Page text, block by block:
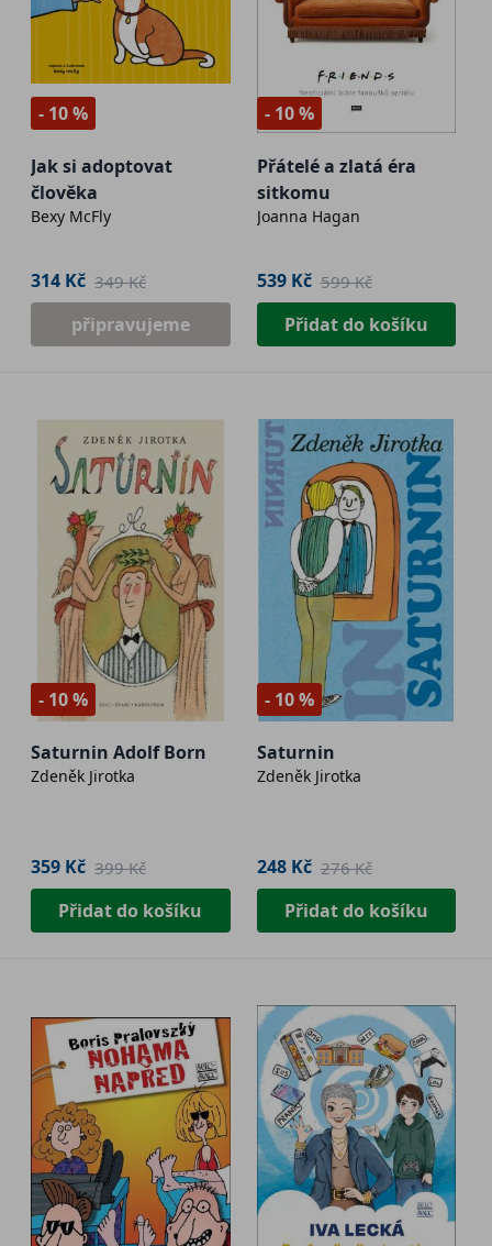
- 10 %
Jak si adoptovat
člověka
Bexy McFly
314 Kč 349 Kč
připravujeme
- 10 %
Přátelé a zlatá éra
sitkomu
Joanna Hagan
539 Kč 599 Kč
Přidat do košíku
- 10 %
Saturnin Adolf Born
Zdeněk Jirotka
359 Kč 399 Kč
Přidat do košíku
- 10 %
Saturnin
Zdeněk Jirotka
248 Kč 276 Kč
Přidat do košíku